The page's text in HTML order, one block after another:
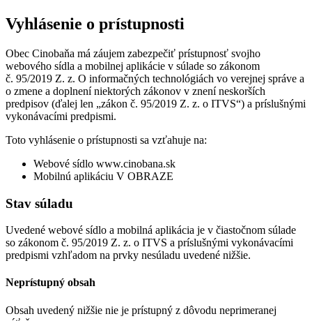
Vyhlásenie o prístupnosti
Obec Cinobaňa má záujem zabezpečiť prístupnosť svojho
webového sídla a mobilnej aplikácie v súlade so zákonom
č. 95/2019 Z. z. O informačných technológiách vo verejnej správe a
o zmene a doplnení niektorých zákonov v znení neskorších
predpisov (ďalej len „zákon č. 95/2019 Z. z. o ITVS“) a príslušnými
vykonávacími predpismi.
Toto vyhlásenie o prístupnosti sa vzťahuje na:
Webové sídlo www.cinobana.sk
Mobilnú aplikáciu V OBRAZE
Stav súladu
Uvedené webové sídlo a mobilná aplikácia je v čiastočnom súlade
so zákonom č. 95/2019 Z. z. o ITVS a príslušnými vykonávacími
predpismi vzhľadom na prvky nesúladu uvedené nižšie.
Neprístupný obsah
Obsah uvedený nižšie nie je prístupný z dôvodu neprimeranej